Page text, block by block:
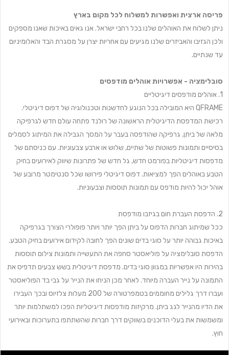
פריסה ארצית ואפשרות למשלוח לכל מקום בארץ
ניתן לשלוח את האוהלים שלנו בכל רחבי ישראל. אנו גאים באיכות שאנו מספקים
ולכן הגזיבו והאביזרים שלנו מגיעים עם אחריות יצרן על מסגרת הבד והאלומיניום
עד שנתיים.
סובלימציה - אפשרויות אוהלים מודפסים
1. אוהלים מודפסים דיגיטליים
QFRAME היא המובילה בכל הנוגע לחדשנות וטכנולוגיה של דפוס דיגיטלי.
רכישת המדפסת הדיגיטלית הראשונה של רולנד פתחה עולם חדש לגרפיקה
מלאה של ביתן. גרפיקה שהודפסה בעבר על המסך הגבילה את המיתוג לסמלים
בסיסיים ותמונות פשוטות של שתיים, שלוש או ארבע צבעוניות. עם כניסתם של
מדפסות דיגיטליות בפורמט חדש, גל חדש של פתרונות שיווק לאירועים בחיק
הטבע באוהלים הפך למציאות. דפוס דיגיטלי פירושו שכל סנטימטר מרובע של
אוהל יכול להיות מודפס עם תמונות תוססות וצבעוניות.
2. הדפסת העברת חום בגיזבו מודפסת
ככל שמיתוג חברות הדפוס על ביתן הפך יותר ויותר פופולרי הצורך בגרפיקה
באיכות גבוהה יותר על סוגי בדים שונים הפך לחובה לקידום אירועים בחיק הטבע.
הדפסת סובלימציה על פוליאסטר סחפה את התעשייה ותמונות צילום תוססות
בהירות היו אפשריות במגוון סוגי בדים. מדפסת דיגיטלית בשש צבעים תדפיס את
התמונה על נייר העברה מיוחד. לאחר מכן הניחו את הנייר על גבי בד הפוליאסטר
ועברו דרך גלילים מחוממים בטמפרטורה של 200 מעלות צלזיוס ובכך העבירו
את הדיו מהנייר לגג ביתן. מרקיזות מודפסות דיגיטליות הפכו למשתלמות יותר
ומשמשות את בעלי הדוכנים בשווקים דרך חברות שהשתתפו בתערוכות ובאירועי
חוץ.